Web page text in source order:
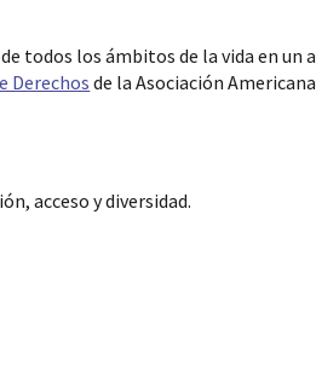
todos los ámbitos de la vida en un
Derechos de la Asociación
acceso y diversidad.